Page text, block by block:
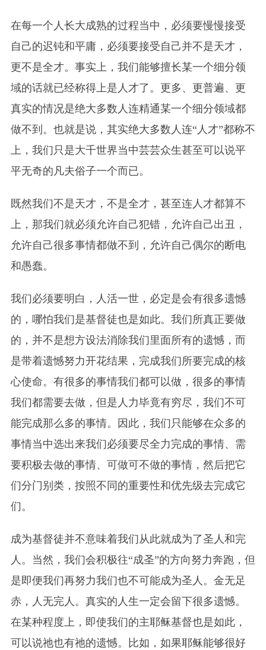
在每一个人长大成熟的过程当中，必须要慢慢接受
自己的迟钝和平庸，必须要接受自己并不是天才，
更不是全才。事实上，我们能够擅长某一个细分领
域的话就已经称得上是人才了。更多、更普遍、更
真实的情况是绝大多数人连精通某一个细分领域都
做不到。也就是说，其实绝大多数人连“人才”都称不
上，我们只是大千世界当中芸芸众生甚至可以说平
平无奇的凡夫俗子一个而已。
既然我们不是天才，不是全才，甚至连人才都算不
上，那我们就必须允许自己犯错，允许自己出丑，
允许自己很多事情都做不到，允许自己偶尔的断电
和愚蠢。
我们必须要明白，人活一世，必定是会有很多遗憾
的，哪怕我们是基督徒也是如此。我们所真正要做
的，并不是想方设法消除我们里面所有的遗憾，而
是带着遗憾努力开花结果，完成我们所要完成的核
心使命。有很多的事情我们都可以做，很多的事情
我们都需要去做，但是人力毕竟有穷尽，我们不可
能完成那么多的事情。因此，我们只能够在众多的
事情当中选出来我们必须要尽全力完成的事情、需
要积极去做的事情、可做可不做的事情，然后把它
们分门别类，按照不同的重要性和优先级去完成它
们。
成为基督徒并不意味着我们从此就成为了圣人和完
人。当然，我们会积极往“成圣”的方向努力奔跑，但
是即便我们再努力我们也不可能成为圣人。金无足
赤，人无完人。真实的人生一定会留下很多遗憾。
在某种程度上，即使我们的主耶稣基督也是如此，
可以说祂也有祂的遗憾。比如，如果耶稣能够很好